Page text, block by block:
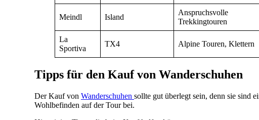
Meindl Island
Anspruchsvolle
Trekkingtouren
La
Sportiva
TX4 Alpine Touren, Klettern
Tipps für den Kauf von Wanderschuhen
Der Kauf von Wanderschuhen sollte gut überlegt sein, denn sie sind
Wohlbefinden auf der Tour bei.